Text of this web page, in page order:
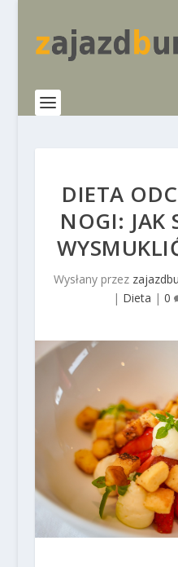
DIETA
NOGI: JAK
Wysłany przez
| Dieta |0